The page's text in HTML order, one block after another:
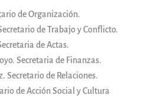
de Organización.
de Trabajo y Conflicto.
de Actas.
Secretaria de Finanzas.
Secretario de Relaciones.
de Acción Social y Cultura